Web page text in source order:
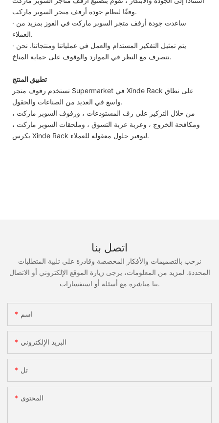
وفقًا لنظام جودة أرفف متجر السوبر ماركت.
· ساعدت جودة أرفف متجر السوبر ماركت في الفوز بمزيد من
العملاء.
· يتم تمثيل التفكير المستدام والعمل في عملياتنا ومنتجاتنا. نحن
نتصرف مع النظر في الموارد والوقوف على حماية المناخ.
تطبيق المنتج
تستخدم رفوف متجر Supermarket في Xinde Rack على نطاق
واسع في العديد من الصناعات والحقول.
من خلال التركيز على رف المستودعات ، ورفوف السوبر ماركت ،
ومكافحة الخروج ، وعربة عربة التسوق ، وملحقات السوبر ماركت ،
يكرس Xinde Rack لتوفير حلول معقولة للعملاء.
اتصل بنا
نرحب بالتصميمات والأفكار المخصصة وقادرة على تلبية المتطلبات
المحددة. لمزيد من المعلومات، يرجى زيارة الموقع الإلكتروني أو الاتصال
بنا مباشرة مع أسئلة أو استفسارات.
اسم
البريد الإلكتروني
تل
المحتوى